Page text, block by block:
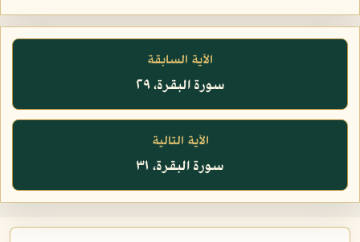
الآية السابقة
سورة البقرة، ٢٩
الآية التالية
سورة البقرة، ٣١